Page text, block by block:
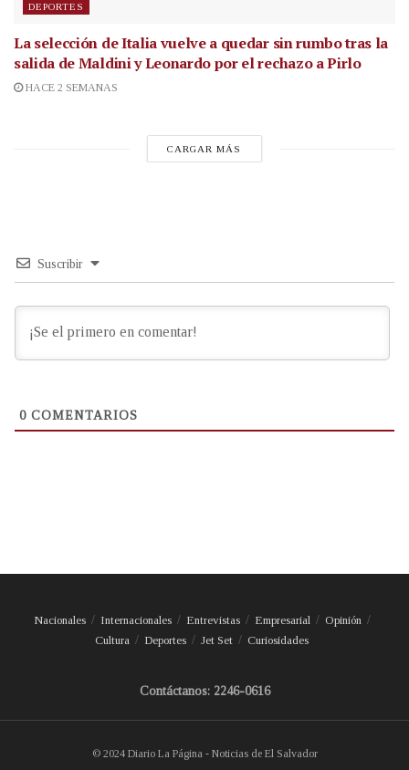
DEPORTES
La selección de Italia vuelve a quedar sin rumbo tras la
salida de Maldini y Leonardo por el rechazo a Pirlo
HACE 2 SEMANAS
CARGAR MÁS
Suscribir
0 COMENTARIOS
Nacionales Internacionales Entrevistas Empresarial
Opinión
Cultura
Deportes Jet Set Curiosidades
Contáctanos: 2246-0616
© 2024 Diario La Página - Noticias de El Salvador